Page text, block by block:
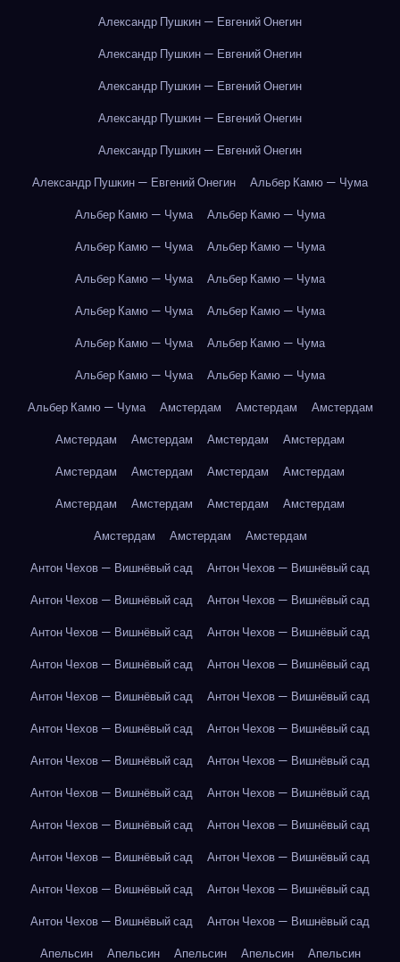
Александр Пушкин — Евгений Онегин
Александр Пушкин — Евгений Онегин
Александр Пушкин — Евгений Онегин
Александр Пушкин — Евгений Онегин
Александр Пушкин — Евгений Онегин
Александр Пушкин — Евгений Онегин
Альбер Камю — Чума
Альбер Камю — Чума
Альбер Камю — Чума
Альбер Камю — Чума
Альбер Камю — Чума
Альбер Камю — Чума
Альбер Камю — Чума
Альбер Камю — Чума
Альбер Камю — Чума
Альбер Камю — Чума
Альбер Камю — Чума
Альбер Камю — Чума
Альбер Камю — Чума
Альбер Камю — Чума
Амстердам Амстердам
Амстердам
Амстердам
Амстердам Амстердам
Амстердам
Амстердам
Амстердам Амстердам
Амстердам
Амстердам
Амстердам Амстердам
Амстердам
Амстердам
Амстердам
Амстердам
Антон Чехов — Вишнёвый сад
Антон Чехов — Вишнёвый сад
Антон Чехов — Вишнёвый сад
Антон Чехов — Вишнёвый сад
Антон Чехов — Вишнёвый сад
Антон Чехов — Вишнёвый сад
Антон Чехов — Вишнёвый сад
Антон Чехов — Вишнёвый сад
Антон Чехов — Вишнёвый сад
Антон Чехов — Вишнёвый сад
Антон Чехов — Вишнёвый сад
Антон Чехов — Вишнёвый сад
Антон Чехов — Вишнёвый сад
Антон Чехов — Вишнёвый сад
Антон Чехов — Вишнёвый сад
Антон Чехов — Вишнёвый сад
Антон Чехов — Вишнёвый сад
Антон Чехов — Вишнёвый сад
Антон Чехов — Вишнёвый сад
Антон Чехов — Вишнёвый сад
Антон Чехов — Вишнёвый сад
Антон Чехов — Вишнёвый сад
Антон Чехов — Вишнёвый сад
Антон Чехов — Вишнёвый сад
Апельсин
Апельсин Апельсин Апельсин Апельсин